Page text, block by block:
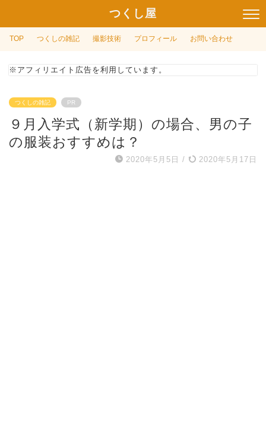
つくし屋
TOP つくしの雑記 撮影技術 プロフィール お問い合わせ
※アフィリエイト広告を利用しています。
つくしの雑記 PR
９月入学式（新学期）の場合、男の子
の服装おすすめは？
2020年5月5日 / 2020年5月17日